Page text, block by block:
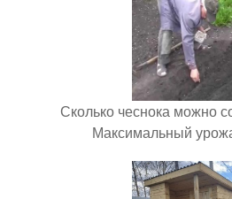
Сколько чеснока можно
Максимальный